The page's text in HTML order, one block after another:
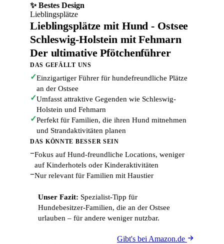
✨ Bestes Design
Lieblingsplätze
Lieblingsplätze mit Hund - Ostsee
Schleswig-Holstein mit Fehmarn
Der ultimative Pfötchenführer
DAS GEFÄLLT UNS
✓Einzigartiger Führer für hundefreundliche Plätze
an der Ostsee
✓Umfasst attraktive Gegenden wie Schleswig-
Holstein und Fehmarn
✓Perfekt für Familien, die ihren Hund mitnehmen
und Strandaktivitäten planen
DAS KÖNNTE BESSER SEIN
−Fokus auf Hund-freundliche Locations, weniger
auf Kinderhotels oder Kinderaktivitäten
−Nur relevant für Familien mit Haustier
Unser Fazit: Spezialist-Tipp für
Hundebesitzer-Familien, die an der Ostsee
urlauben – für andere weniger nutzbar.
Gibt's bei Amazon.de